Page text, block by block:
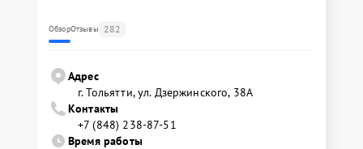
ОбзорОтзывы 282
Адрес
г. Тольятти, ул. Дзержинского, 38А
Контакты
+7 (848) 238-87-51
Время работы